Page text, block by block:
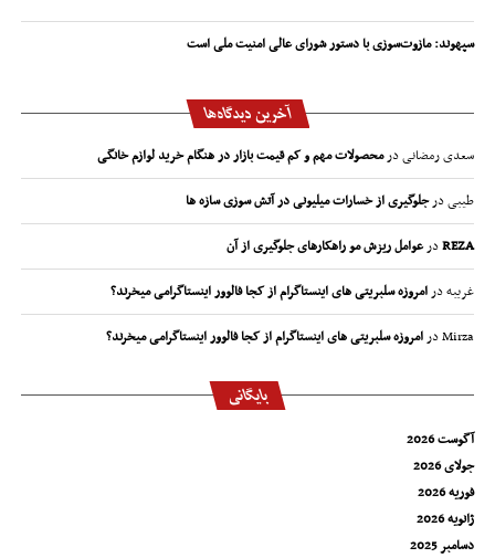
سپهوند:‌ مازوت‌سوزی با دستور شورای عالی امنیت ملی است
آخرین دیدگاه‌ها
سعدی رمضانیدرمحصولات مهم و کم قیمت بازار در هنگام خرید لوازم خانگی
طیبیدرجلوگیری از خسارات میلیونی در آتش سوزی سازه ها
REZAدرعوامل ریزش مو راهکارهای جلوگیری از آن
غریبهدرامروزه سلبریتی های اینستاگرام از کجا فالوور اینستاگرامی میخرند؟
Mirzaدرامروزه سلبریتی های اینستاگرام از کجا فالوور اینستاگرامی میخرند؟
بایگانی
آگوست 2026
جولای 2026
فوریه 2026
ژانویه 2026
دسامبر 2025